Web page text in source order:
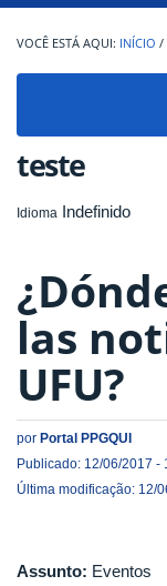
INÍCIO /
teste
Idioma Indefinido
las
UFU?
por Portal PPGQUI
Publicado: 12/06/2017 -
Última modificação: 12/
Assunto: Eventos